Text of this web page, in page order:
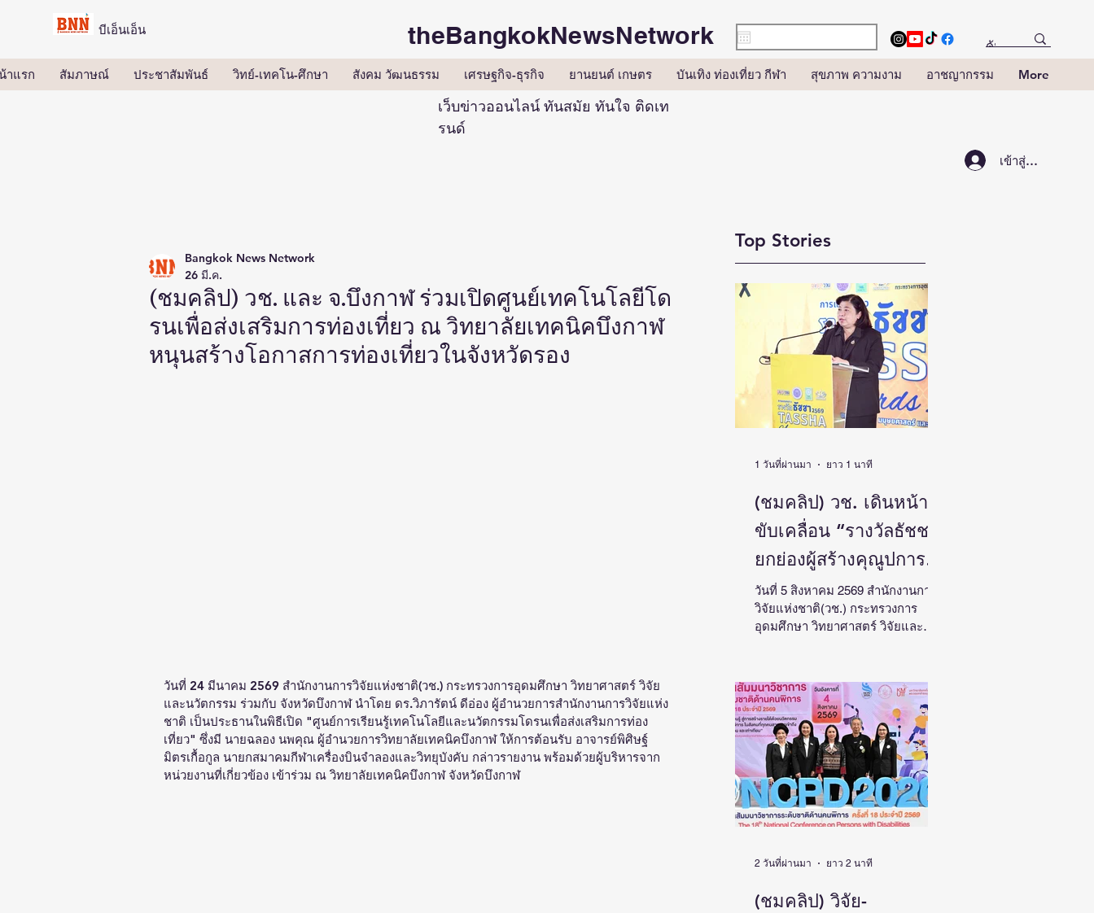
บีเอ็นเอ็น theBangkokNewsNetwork
าแรก สัมภาษณ์ ประชาสัมพันธ์ วิทย์-เทคโน-ศึกษา สังคม วัฒนธรรม เศรษฐกิจ-ธุรกิจ ยานยนต์ เกษตร บันเทิง ท่องเที่ยว กีฬา สุขภาพ ความงาม อาชญากรรม More
เว็บข่าวออนไลน์ ทันสมัย ทันใจ ติดเท
รนด์
เข้าสู่ระบบ
(ชมคลิป) วช. และ จ.บึงกาฬ ร่วมเปิดศูนย์เทคโนโลยีโด
รนเพื่อส่งเสริมการท่องเที่ยว ณ วิทยาลัยเทคนิคบึงกาฬ
หนุนสร้างโอกาสการท่องเที่ยวในจังหวัดรอง
Bangkok News Network
26 มี.ค.
วันที่ 24 มีนาคม 2569 สำนักงานการวิจัยแห่งชาติ(วช.) กระทรวงการอุดมศึกษา วิทยาศาสตร์ วิจัย
และนวัตกรรม ร่วมกับ จังหวัดบึงกาฬ นำโดย ดร.วิภารัตน์ ดีอ่อง ผู้อำนวยการสำนักงานการวิจัยแห่ง
ชาติ เป็นประธานในพิธีเปิด "ศูนย์การเรียนรู้เทคโนโลยีและนวัตกรรมโดรนเพื่อส่งเสริมการท่อง
เที่ยว" ซึ่งมี นายฉลอง นพคุณ ผู้อำนวยการวิทยาลัยเทคนิคบึงกาฬ ให้การต้อนรับ อาจารย์พิศิษฐ์
มิตรเกื้อกูล นายกสมาคมกีฬาเครื่องบินจำลองและวิทยุบังคับ กล่าวรายงาน พร้อมด้วยผู้บริหารจาก
หน่วยงานที่เกี่ยวข้อง เข้าร่วม ณ วิทยาลัยเทคนิคบึงกาฬ จังหวัดบึงกาฬ
Top Stories
(ชมคลิป) วช. เดินหน้า
ขับเคลื่อน “รางวัลธัชชา”
ยกย่องผู้สร้างคุณูปการ
ด้านสังคมศาสตร์
มนุษยศาสตร์ และ
งานวิจัยสู่การพัฒนา
ประเทศ
วันที่ 5 สิงหาคม 2569 สำนักงานการ
วิจัยแห่งชาติ(วช.) กระทรวงการ
อุดมศึกษา วิทยาศาสตร์ วิจัยและ
และศิลปกรรมศาสตร์แห่ง
ประเทศไทย “รางวัลธัชชา” (TASSHA
Awards) ประจำปีงบประมาณ 2569
โดย ดร.วิภารัตน์ ดีอ่อง ผู้อำนวยการ
สำนักงานการวิจัยแห่งชาติ เป็น
ประธานในงานแถลงข่าวพร้อมด้วย
คณะผู้บริหาร ผู้ทรงคุณวุฒิ วช. นัก
วิจัย และผู้สนใจเข้าร่วม ณ ศูนย์
สารสนเทศกลางด้านวิทยาศาสตร์
แห่งชาติ ดร.วิภารัตน์ ดีอ
1 วันที่ผ่านมา ยาว 1 นาที
(ชมคลิป) วิจัย-
2 วันที่ผ่านมา ยาว 2 นาที